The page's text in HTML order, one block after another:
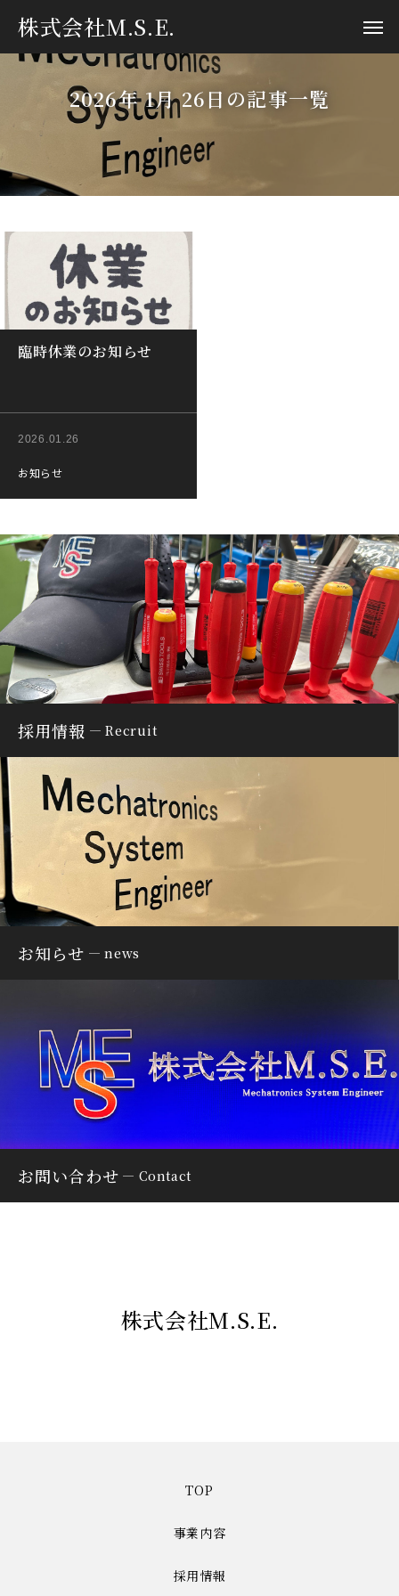
株式会社M.S.E.
2026年 1月 26日の記事一覧
臨時休業のお知らせ
2026.01.26
お知らせ
採用情報 Recruit
お知らせ news
お問い合わせ Contact
株式会社M.S.E.
TOP
事業内容
採用情報